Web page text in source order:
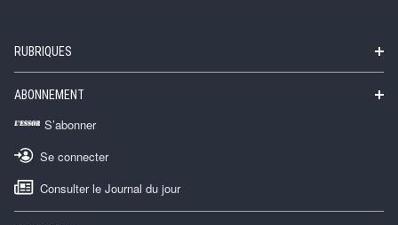
RUBRIQUES
ABONNEMENT
S’abonner
Se connecter
Consulter le Journal du jour